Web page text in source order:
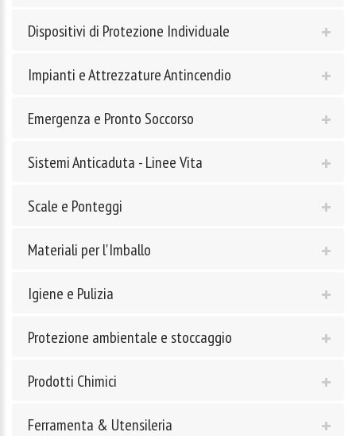
Dispositivi di Protezione Individuale
Impianti e Attrezzature Antincendio
Emergenza e Pronto Soccorso
Sistemi Anticaduta - Linee Vita
Scale e Ponteggi
Materiali per l'Imballo
Igiene e Pulizia
Protezione ambientale e stoccaggio
Prodotti Chimici
Ferramenta & Utensileria